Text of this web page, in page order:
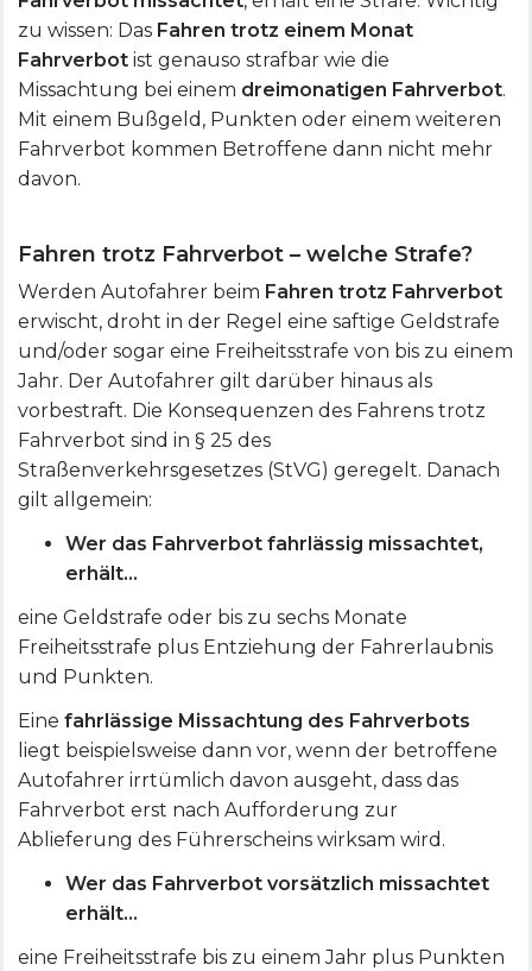
zu wissen: Das Fahren trotz einem Monat
Fahrverbot ist genauso strafbar wie die
Missachtung bei einem dreimonatigen Fahrverbot.
Mit einem Bußgeld, Punkten oder einem weiteren
Fahrverbot kommen Betroffene dann nicht mehr
davon.
Fahren trotz Fahrverbot – welche Strafe?
Werden Autofahrer beim Fahren trotz Fahrverbot
erwischt, droht in der Regel eine saftige Geldstrafe
und/oder sogar eine Freiheitsstrafe von bis zu einem
Jahr. Der Autofahrer gilt darüber hinaus als
vorbestraft. Die Konsequenzen des Fahrens trotz
Fahrverbot sind in § 25 des
Straßenverkehrsgesetzes (StVG) geregelt. Danach
gilt allgemein:
Wer das Fahrverbot fahrlässig missachtet,
erhält…
eine Geldstrafe oder bis zu sechs Monate
Freiheitsstrafe plus Entziehung der Fahrerlaubnis
und Punkten.
Eine fahrlässige Missachtung des Fahrverbots
liegt beispielsweise dann vor, wenn der betroffene
Autofahrer irrtümlich davon ausgeht, dass das
Fahrverbot erst nach Aufforderung zur
Ablieferung des Führerscheins wirksam wird.
Wer das Fahrverbot vorsätzlich missachtet
erhält…
eine Freiheitsstrafe bis zu einem Jahr plus Punkten